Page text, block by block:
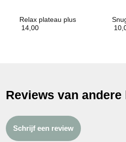
Relax plateau plus
14,00
Reviews van andere
Schrijf een review